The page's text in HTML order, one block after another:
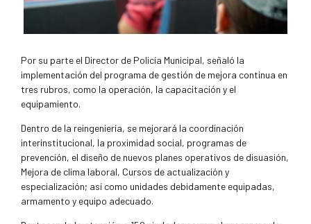
Por su parte el Director de Policía Municipal, señaló la
implementación del programa de gestión de mejora continua en
tres rubros, como la operación, la capacitación y el
equipamiento.
Dentro de la reingeniería, se mejorará la coordinación
interinstitucional, la proximidad social, programas de
prevención, el diseño de nuevos planes operativos de disuasión,
Mejora de clima laboral, Cursos de actualización y
especialización; así como unidades debidamente equipadas,
armamento y equipo adecuado.